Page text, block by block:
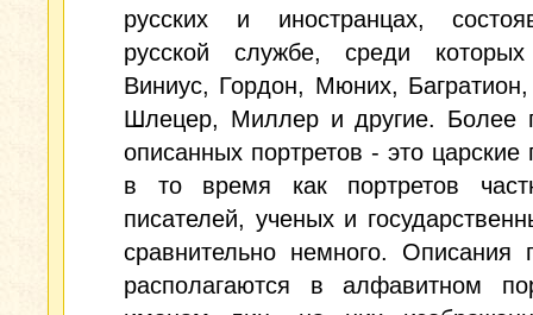
русских и иностранцах,
русской службе, среди
Виниус, Гордон, Мюних,
Шлецер, Миллер и другие. Более
описанных портретов - это царские
в то время как портретов
писателей, ученых и
сравнительно немного. Описания
располагаются в алфавитном